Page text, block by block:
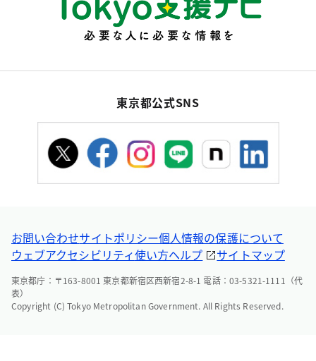
東京都公式SNS
お問い合わせサイトポリシー個人情報の保護について
ウェブアクセシビリティ使い方ヘルプ サイトマップ
東京都庁：〒163-8001 東京都新宿区西新宿2-8-1 電話：03-5321-1111（代
表）
Copyright (C) Tokyo Metropolitan Government. All Rights Reserved.